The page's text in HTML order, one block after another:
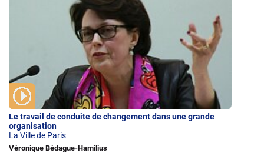
Le travail de conduite de changement dans une grande
organisation
La Ville de Paris
Véronique Bédague-Hamilius